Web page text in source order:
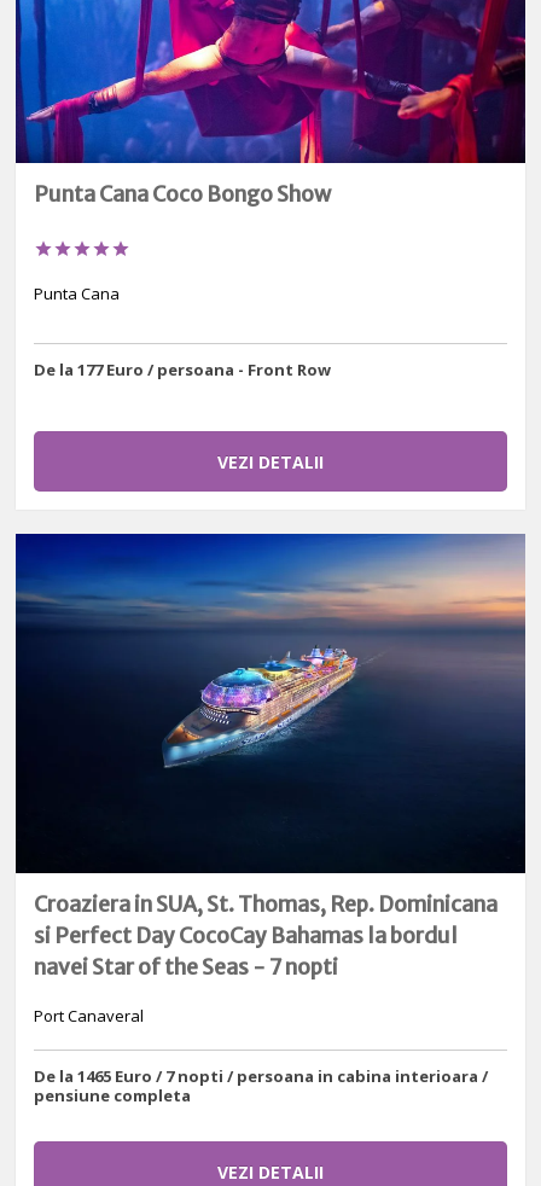
Punta Cana Coco Bongo Show

Punta Cana
De la 177 Euro / persoana - Front Row
VEZI DETALII
Croaziera in SUA, St. Thomas, Rep. Dominicana
si Perfect Day CocoCay Bahamas la bordul
navei Star of the Seas - 7 nopti
Port Canaveral
De la 1465 Euro / 7 nopti / persoana in cabina interioara /
pensiune completa
VEZI DETALII